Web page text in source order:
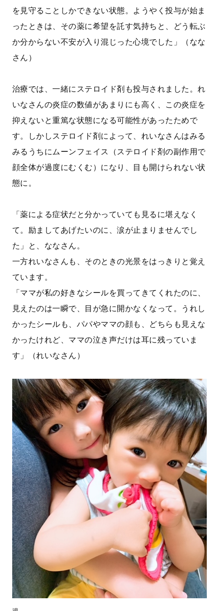
を見守ることしかできない状態。ようやく投与が始ま
ったときは、その薬に希望を託す気持ちと、どう転ぶ
か分からない不安が入り混じった心境でした」（なな
さん）
治療では、一緒にステロイド剤も投与されました。れ
いなさんの炎症の数値があまりにも高く、この炎症を
抑えないと重篤な状態になる可能性があったためで
す。しかしステロイド剤によって、れいなさんはみる
みるうちにムーンフェイス（ステロイド剤の副作用で
顔全体が過度にむくむ）になり、目も開けられない状
態に。
「薬による症状だと分かっていても見るに堪えなく
て。励ましてあげたいのに、涙が止まりませんでし
た」と、ななさん。
一方れいなさんも、そのときの光景をはっきりと覚え
ています。
「ママが私の好きなシールを買ってきてくれたのに、
見えたのは一瞬で、目が急に開かなくなって。うれし
かったシールも、パパやママの顔も、どちらも見えな
かったけれど、ママの泣き声だけは耳に残っていま
す」（れいなさん）